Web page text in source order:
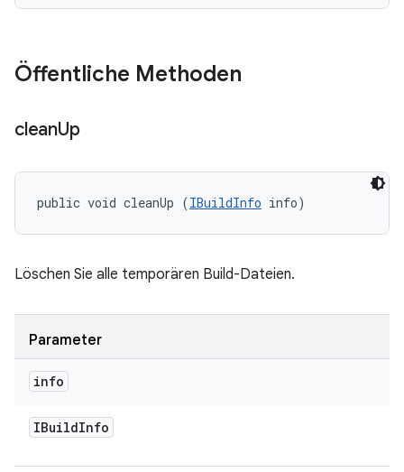
Öffentliche Methoden
cleanUp
public void cleanUp (IBuildInfo info)
Löschen Sie alle temporären Build-Dateien.
Parameter
info
IBuildInfo